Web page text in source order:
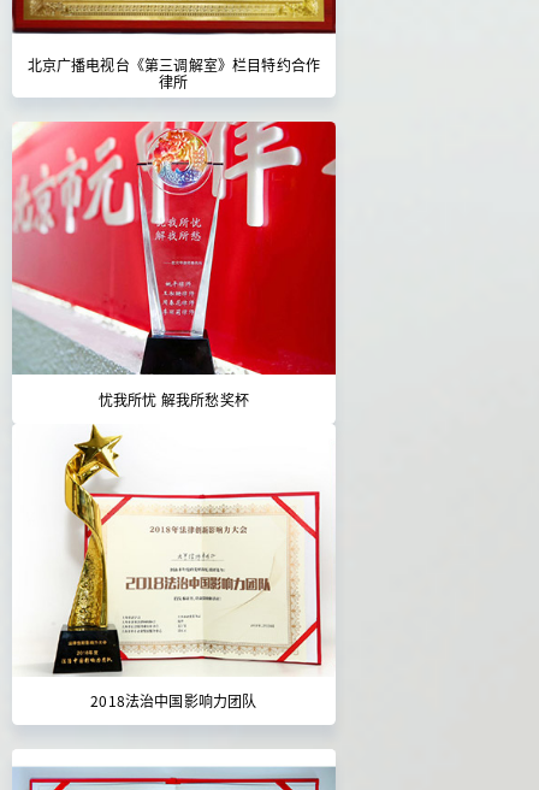
北京广播电视台《第三调解室》栏目特约合作
律所
忧我所忧 解我所愁奖杯
2018法治中国影响力团队